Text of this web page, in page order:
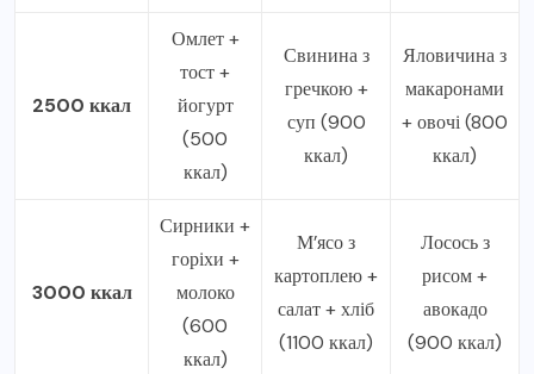
2500 ккал
Омлет +
тост +
йогурт
(500
ккал)
Свинина з
гречкою +
суп (900
ккал)
Яловичина з
макаронами
+ овочі (800
ккал)
3000 ккал
Сирники +
горіхи +
молоко
(600
ккал)
М’ясо з
картоплею +
салат + хліб
(1100 ккал)
Лосось з
рисом +
авокадо
(900 ккал)